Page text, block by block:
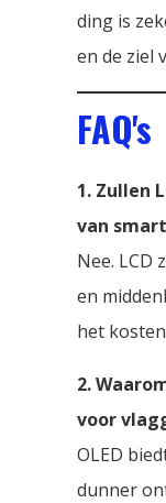
ding is
en de ziel
FAQ's
1. Zullen
van
Nee. LCD
en
het
2.
voor
OLED
dunner